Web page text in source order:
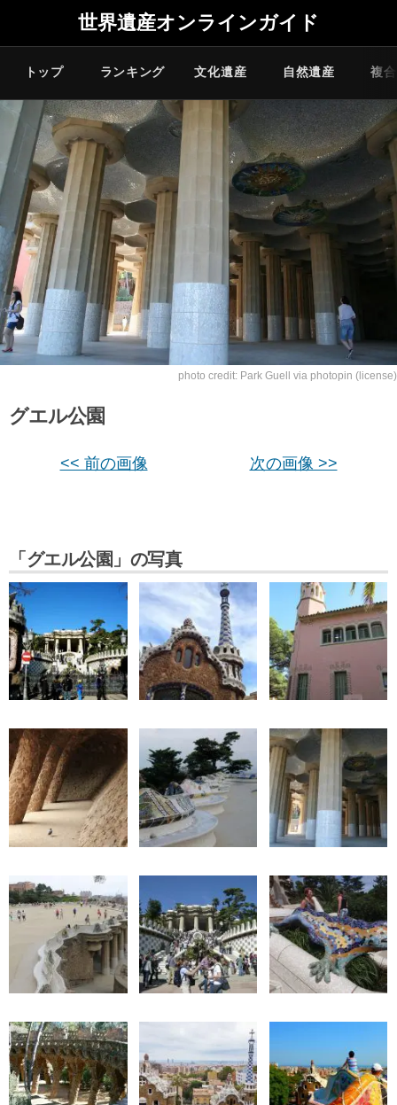
世界遺産オンラインガイド
トップ ランキング 文化遺産 自然遺産 複
photo credit: Park Guell via photopin (license)
グエル公園
<< 前の画像 次の画像 >>
「グエル公園」の写真